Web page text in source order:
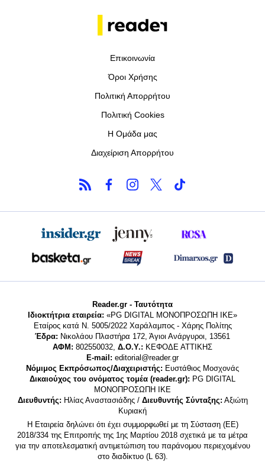
Επικοινωνία
Όροι Χρήσης
Πολιτική Απορρήτου
Πολιτική Cookies
Η Ομάδα μας
Διαχείριση Απορρήτου
Reader.gr - Ταυτότητα
Ιδιοκτήτρια εταιρεία: «PG DIGITAL MONΟΠΡΟΣΩΠΗ ΙΚΕ»
Εταίρος κατά Ν. 5005/2022 Χαράλαμπος - Χάρης Πολίτης
Έδρα: Νικολάου Πλαστήρα 172, Άγιοι Ανάργυροι, 13561
ΑΦΜ: 802550032, Δ.Ο.Υ.: ΚΕΦΟΔΕ ΑΤΤΙΚΗΣ
E-mail: editorial@reader.gr
Νόμιμος Εκπρόσωπος/Διαχειριστής: Ευστάθιος Μοσχονάς
Δικαιούχος του ονόματος τομέα (reader.gr): PG DIGITAL
MONΟΠΡΟΣΩΠΗ ΙΚΕ
Διευθυντής: Ηλίας Αναστασιάδης / Διευθυντής Σύνταξης: Αξιώτη
Κυριακή
Η Εταιρεία δηλώνει ότι έχει συμμορφωθεί με τη Σύσταση (ΕΕ)
2018/334 της Επιτροπής της 1ης Μαρτίου 2018 σχετικά με τα μέτρα
για την αποτελεσματική αντιμετώπιση του παράνομου περιεχομένου
στο διαδίκτυο (L 63).